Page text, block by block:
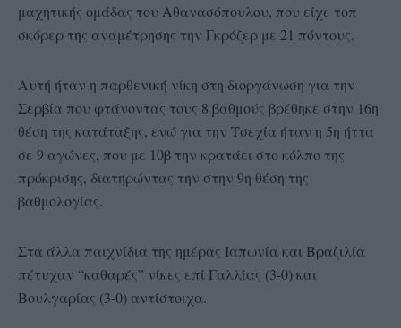
μαχητικής ομάδας του Αθανασόπουλου, που είχε τοπ
σκόρερ της αναμέτρησης την Γκρόζερ με 21 πόντους.
Αυτή ήταν η παρθενική νίκη στη διοργάνωση για την
Σερβία που φτάνοντας τους 8 βαθμούς βρέθηκε στην 16η
θέση της κατάταξης, ενώ για την Τσεχία ήταν η 5η ήττα
σε 9 αγώνες, που με 10β την κρατάει στο κόλπο της
πρόκρισης, διατηρώντας την στην 9η θέση της
βαθμολογίας.
Στα άλλα παιχνίδια της ημέρας Ιαπωνία και Βραζιλία
πέτυχαν “καθαρές” νίκες επί Γαλλίας (3-0) και
Βουλγαρίας (3-0) αντίστοιχα.